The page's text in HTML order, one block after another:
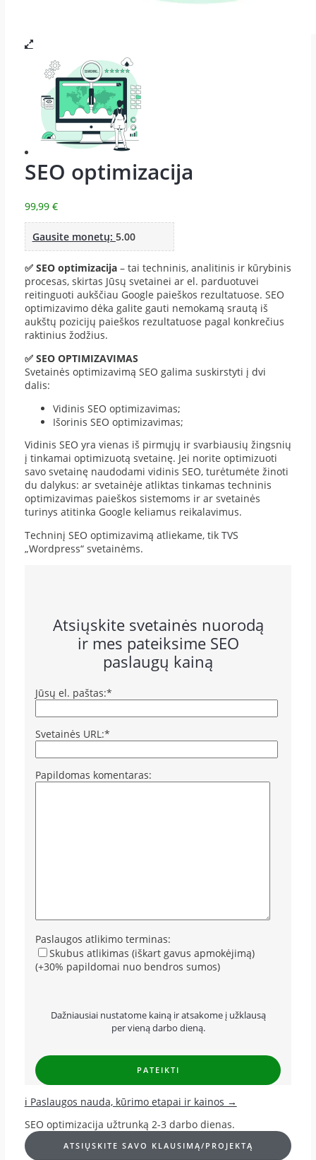
SEO optimizacija
99,99 €
Gausite monetų: 5.00
✅ SEO optimizacija– tai techninis, analitinis ir kūrybinis
procesas, skirtas Jūsų svetainei ar el. parduotuvei
reitinguoti aukščiau Google paieškos rezultatuose. SEO
optimizavimo dėka galite gauti nemokamą srautą iš
aukštų pozicijų paieškos rezultatuose pagal konkrečius
raktinius žodžius.
✅ SEO OPTIMIZAVIMAS
Svetainės optimizavimą SEO galima suskirstyti į dvi
dalis:
Vidinis SEO optimizavimas;
Išorinis SEO optimizavimas;
Vidinis SEO yra vienas iš pirmųjų ir svarbiausių žingsnių
į tinkamai optimizuotą svetainę. Jei norite optimizuoti
savo svetainę naudodami vidinis SEO, turėtumėte žinoti
du dalykus: ar svetainėje atliktas tinkamas techninis
optimizavimas paieškos sistemoms ir ar svetainės
turinys atitinka Google keliamus reikalavimus.
Techninį SEO optimizavimą atliekame, tik TVS
„Wordpress“ svetainėms.
Atsiųskite svetainės nuorodą
ir mes pateiksime SEO
paslaugų kainą
Jūsų el. paštas:*
Svetainės URL:*
Papildomas komentaras:
Paslaugos atlikimo terminas:
Skubus atlikimas (iškart gavus apmokėjimą)
(+30% papildomai nuo bendros sumos)
Dažniausiai nustatome kainą ir atsakome į užklausą
per vieną darbo dieną.
ℹ️ Paslaugos nauda, kūrimo etapai ir kainos →
SEO optimizacija užtrunką 2-3 darbo dienas.
ATSIŲSKITE SAVO KLAUSIMĄ/PROJEKTĄ